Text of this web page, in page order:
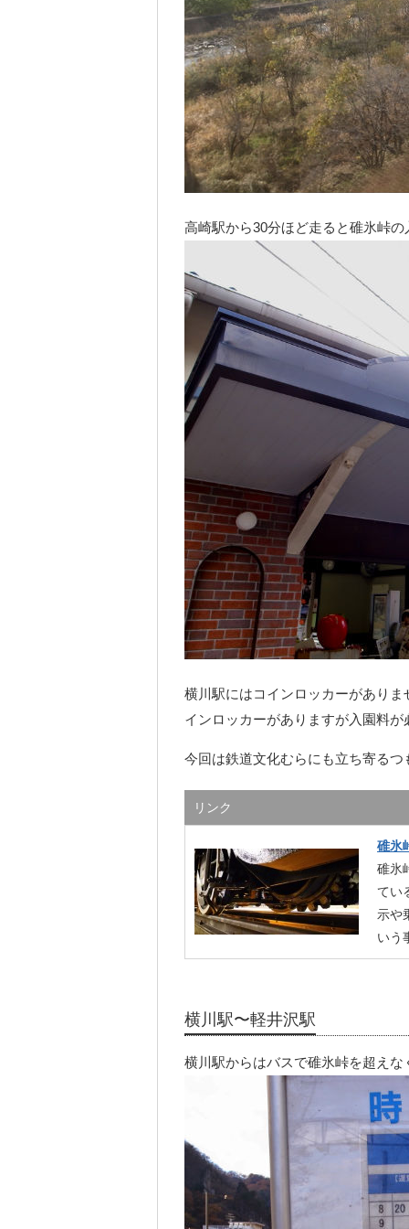
高崎駅から30分ほど走ると碓氷峠
横川駅にはコインロッカーがあり
インロッカーがありますが入園料が
今回は鉄道文化むらにも立ち寄る
リンク
碓氷
碓氷
てい
示や
いう
横川駅〜軽井沢駅
横川駅からはバスで碓氷峠を超え